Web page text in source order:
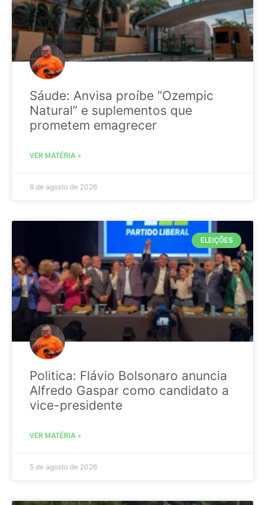
Sáude: Anvisa proíbe “Ozempic
Natural” e suplementos que
prometem emagrecer
VER MATÉRIA »
6 de agosto de 2026
ELEIÇÕES
Politica: Flávio Bolsonaro anuncia
Alfredo Gaspar como candidato a
vice-presidente
VER MATÉRIA »
5 de agosto de 2026